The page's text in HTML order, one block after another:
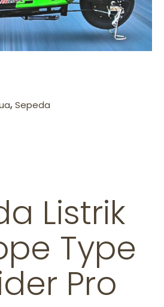
,Sepeda
Listrik
Type
Pro